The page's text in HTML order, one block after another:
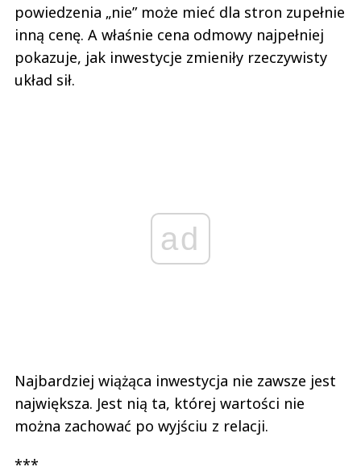
powiedzenia „nie” może mieć dla stron zupełnie
inną cenę. A właśnie cena odmowy najpełniej
pokazuje, jak inwestycje zmieniły rzeczywisty
układ sił.
ad
Najbardziej wiążąca inwestycja nie zawsze jest
największa. Jest nią ta, której wartości nie
można zachować po wyjściu z relacji.
***